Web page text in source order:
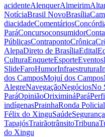
acidenteAlenquerAlmeirim
NotíciaBrasil NovoBrasília
diacidadeComentários
ParáConcursoconsumidor
PúblicasContrapontoCrônica
AlepaDireto de BrasíliaEdital
CulturaEnqueteEsporteEventos
SlideFaroHumorInfraestrutura
dos CamposMojuí dos Campos
AlegreNavegaçãoNegóciosNo
ParáOpiniãoOriximináPará
indígenasPrainhaRonda Policial
Félix do XinguSaúde
TapajósTrairãotrânsitoTribuna
do Xingu